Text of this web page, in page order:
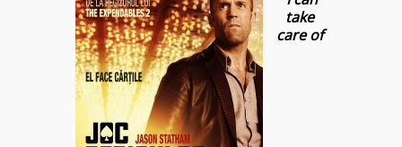
take
care of